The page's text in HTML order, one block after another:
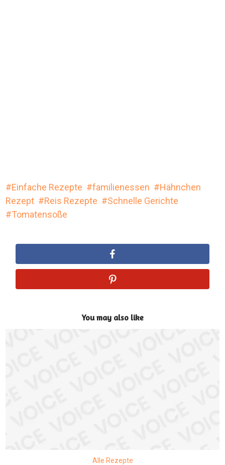
Einfache Rezepte familienessen
Hähnchen
Rezept
Reis Rezepte
Schnelle Gerichte
Tomatensoße
You may also like
Alle Rezepte